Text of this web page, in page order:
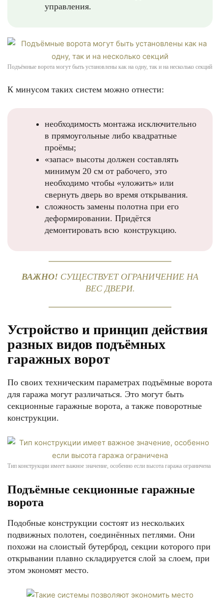
управления.
Подъёмные ворота могут быть установлены как на одну, так и на несколько секций
К минусом таких систем можно отнести:
необходимость монтажа исключительно
в прямоугольные либо квадратные
проёмы;
«запас» высоты должен составлять
минимум 20 см от рабочего, это
необходимо чтобы «уложить» или
свернуть дверь во время открывания.
сложность замены полотна при его
деформировании. Придётся
демонтировать всю конструкцию.
ВАЖНО! СУЩЕСТВУЕТ ОГРАНИЧЕНИЕ НА
ВЕС ДВЕРИ.
Устройство и принцип действия
разных видов подъёмных
гаражных ворот
По своих техническим параметрах подъёмные ворота
для гаража могут различаться. Это могут быть
секционные гаражные ворота, а также поворотные
конструкции.
Тип конструкции имеет важное значение, особенно если высота гаража ограничена
Подъёмные секционные гаражные
ворота
Подобные конструкции состоят из нескольких
подвижных полотен, соединённых петлями. Они
похожи на слоистый бутерброд, секции которого при
открывании плавно складируется слой за слоем, при
этом экономят место.